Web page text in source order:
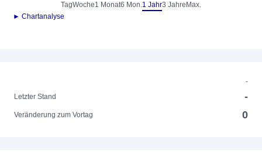
TagWoche1 Monat6 Mon.1 Jahr3 Jahre Max.
► Chartanalyse
-
Letzter Stand
-
Veränderung zum Vortag 0